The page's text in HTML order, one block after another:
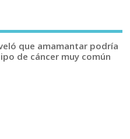
que amamantar podría
de cáncer muy común